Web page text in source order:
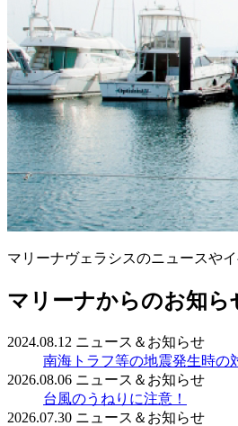
マリーナヴェラシスのニュースや
マリーナからのお知ら
2024.08.12 ニュース＆お知らせ
南海トラフ等の地震発生時の
2026.08.06 ニュース＆お知らせ
台風のうねりに注意！
2026.07.30 ニュース＆お知らせ